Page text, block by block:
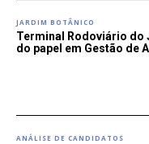
JARDIM BOTÂNICO
Terminal Rodoviário do
do papel em Gestão de
ANÁLISE DE CANDIDATOS